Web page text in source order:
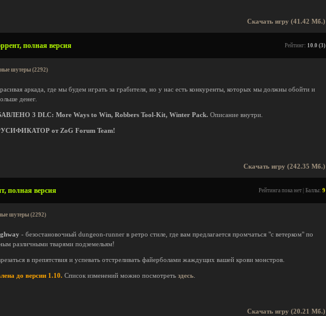
Скачать игру (41.42 Мб.)
полная версия Рейтинг: 10.0 (3)
шутеры (2292)
аркада, где мы будем играть за грабителя, но у нас есть конкуренты, которых мы должны обойти и
денег.
3 DLC: More Ways to Win, Robbers Tool-Kit, Winter Pack. Описание внутри.
от ZoG Forum Team!
Скачать игру (242.35 Мб.)
полная версия Рейтинга пока нет | Баллы: 9
шутеры (2292)
- безостановочный dungeon-runner в ретро стиле, где вам предлагается промчаться "с ветерком" по
различными тварями подземельям!
в препятствия и успевать отстреливать файерболами жаждущих вашей крови монстров.
до версии 1.10. Список изменений можно посмотреть здесь
Скачать игру (20.21 Мб.)